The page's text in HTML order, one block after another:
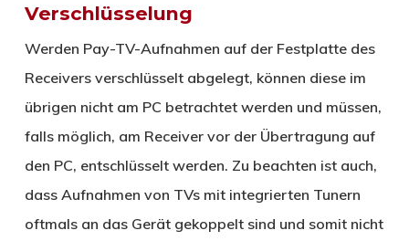
Verschlüsselung
Werden Pay-TV-Aufnahmen auf der Festplatte des
Receivers verschlüsselt abgelegt, können diese im
übrigen nicht am PC betrachtet werden und müssen,
falls möglich, am Receiver vor der Übertragung auf
den PC, entschlüsselt werden. Zu beachten ist auch,
dass Aufnahmen von TVs mit integrierten Tunern
oftmals an das Gerät gekoppelt sind und somit nicht